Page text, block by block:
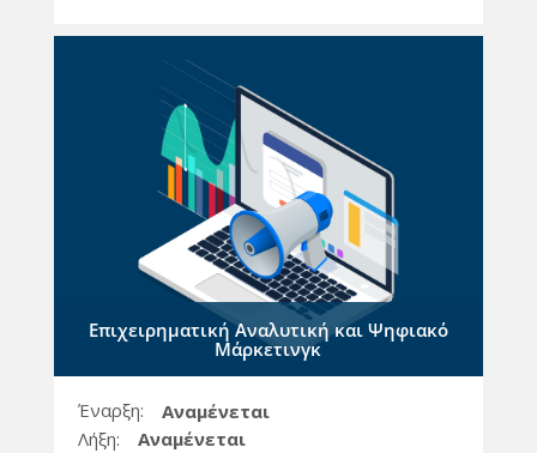
Επιχειρηματική Αναλυτική και Ψηφιακό
Μάρκετινγκ
Έναρξη:
Αναμένεται
Λήξη:
Αναμένεται